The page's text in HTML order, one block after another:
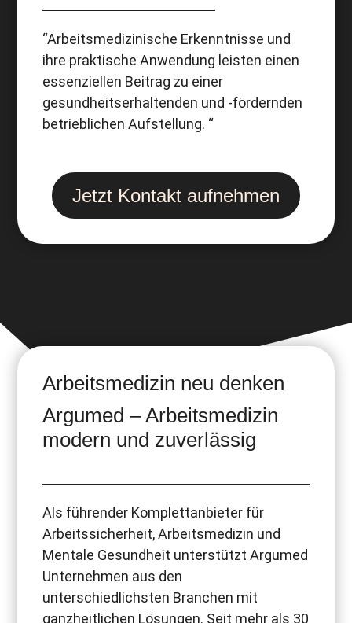
“Arbeitsmedizinische Erkenntnisse und
ihre praktische Anwendung leisten einen
essenziellen Beitrag zu einer
gesundheitserhaltenden und -fördernden
betrieblichen Aufstellung. “
Jetzt Kontakt aufnehmen
Arbeitsmedizin neu denken
Argumed – Arbeitsmedizin
modern und zuverlässig
Als führender Komplettanbieter für
Arbeitssicherheit, Arbeitsmedizin und
Mentale Gesundheit unterstützt Argumed
Unternehmen aus den
unterschiedlichsten Branchen mit
ganzheitlichen Lösungen. Seit mehr als 30